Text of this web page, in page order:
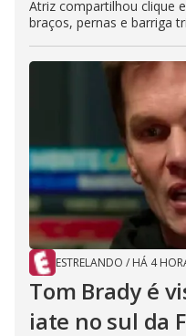
Atriz compartilhou clique
braços, pernas e barriga
ESTRELANDO / HÁ 4
Tom Brady é
iate no sul da